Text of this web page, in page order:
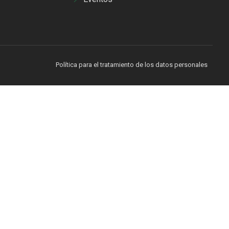
Política para el tratamiento de los datos personales